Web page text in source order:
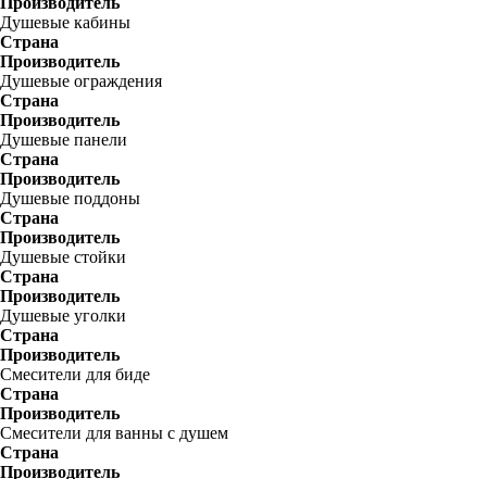
Душевые кабины
Страна
Производитель
Душевые ограждения
Страна
Производитель
Душевые панели
Страна
Производитель
Душевые поддоны
Страна
Производитель
Душевые стойки
Страна
Производитель
Душевые уголки
Страна
Производитель
Смесители для биде
Страна
Производитель
Смесители для ванны с душем
Страна
Производитель